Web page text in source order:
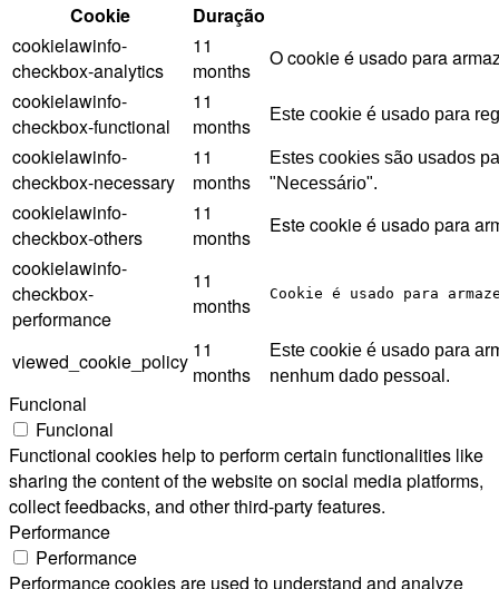
Cookie
Duração
cookielawinfo-
checkbox-analytics
11
months
O cookie é usado para
cookielawinfo-
checkbox-functional
11
months
Este cookie é usado para
cookielawinfo-
checkbox-necessary
11
months
Estes cookies são usados
"Necessário".
cookielawinfo-
checkbox-others
11
months
Este cookie é usado para
cookielawinfo-
checkbox-
performance
11
months
Cookie é usado para
viewed_cookie_policy 11
months
Este cookie é usado para
nenhum dado pessoal.
Funcional
Funcional
Functional cookies help to perform certain functionalities like
sharing the content of the website on social media platforms,
collect feedbacks, and other third-party features.
Performance
Performance
Performance cookies are used to understand and analyze